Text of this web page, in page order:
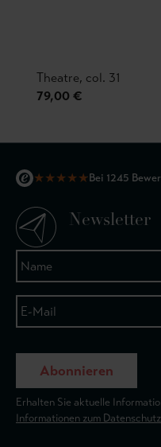
Theatre, col. 31
79,00 €
★★★★★Bei 1245
Newsletter
Abonnieren
Erhalten Sie aktuelle
Informationen zum